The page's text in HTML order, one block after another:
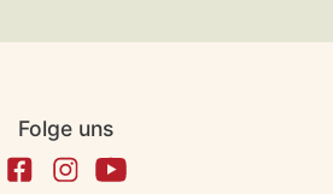
Folge uns